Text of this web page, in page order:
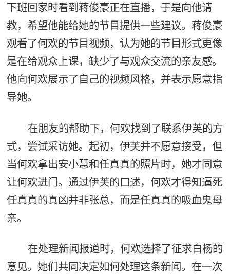
下班回家时看到蒋俊豪正在直播，于是向他请
教，希望他能给她的节目提供一些建议。蒋俊豪
观看了何欢的节目视频，认为她的节目形式更像
是在给观众上课，缺少了与观众交流的亲友感。
他向何欢展示了自己的视频风格，并表示愿意指
导她。
在朋友的帮助下，何欢找到了联系伊芙的方
式，尝试采访她。起初，伊芙并不愿意接受，但
当何欢拿出安小慧和任真真的照片时，她才同意
让何欢进门。通过伊芙的口述，何欢才得知逼死
任真真的真凶并非张总，而是任真真的吸血鬼母
亲。
在处理新闻报道时，何欢选择了征求白杨的
意见。她们共同决定如何处理这条新闻。在一次